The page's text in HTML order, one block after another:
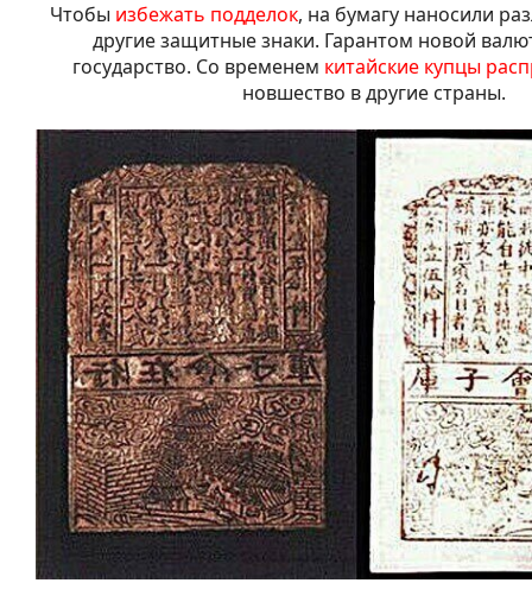
Чтобы избежать подделок, на бумагу наносили
другие защитные знаки. Гарантом новой
государство. Со временем китайские купцы
новшество в другие страны.